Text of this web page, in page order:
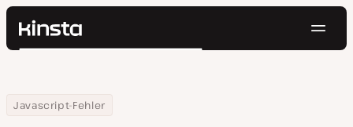
Kinsta®
Preise
Suchen
Home
Ressourcen Center
Javascript-Fehler
5 einfache Möglichkeiten, den Fehler „jQuery ist nicht definiert“